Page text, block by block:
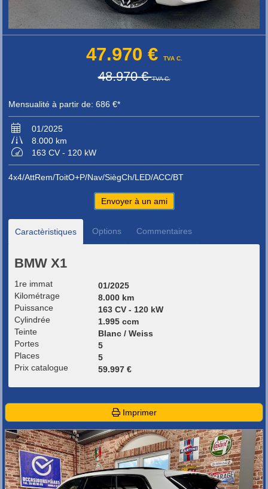
47.970 € TVA C.
48.970 €TVA C.
Mensualité à partir de: 686 €*
01/2025
8.000 km
163 CV - 120 kW
4x4/AttRem/ToitO+P/Nav/SiègCh/LED/ACC/BT
Envoyer à un ami
Caractèristiques Options Commentaires
BMW X1
1re immat
01/2025
Kilométrage
8.000 km
Puissance
163 CV - 120 kW
Cylindrée
1.995 ccm
Teinte
Blanc / Weiss
Portes
5
Places
5
Prix catalogue
59.997 €
Imprimer